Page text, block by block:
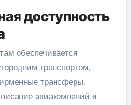
доступность
обеспечивается
транспортом,
трансферы.
авиакомпаний и